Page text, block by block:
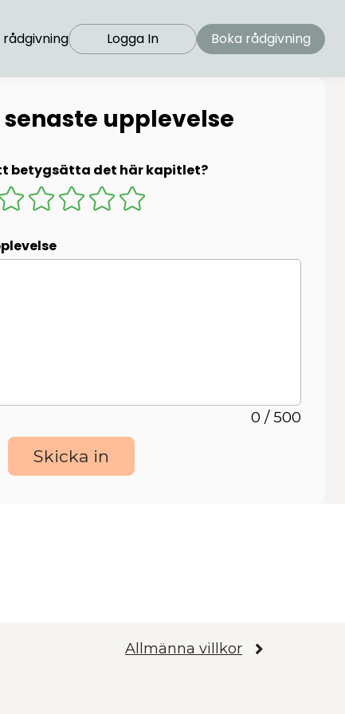
rådgivning Logga In Boka rådgivning
upplevelse
betygsätta det här kapitlet?
0 / 500
Skicka in
Allmänna villkor